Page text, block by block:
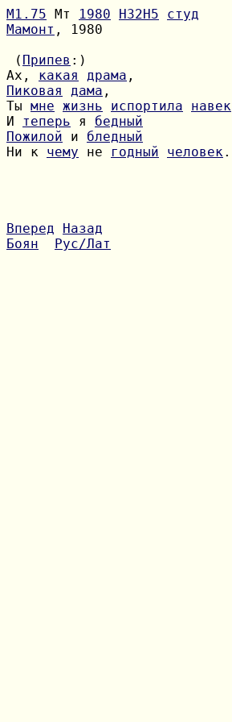
М1.75 Мт 1980 H32H5
студ
Мамонт , 1980
( Припев
Ах, какая драма
Пиковая
дама
Ты мне жизнь испортила навек
И теперь я бедный
Пожилой и бледный
Ни к чему не годный человек.
Вперед
Назад
Боян
Рус/Лат